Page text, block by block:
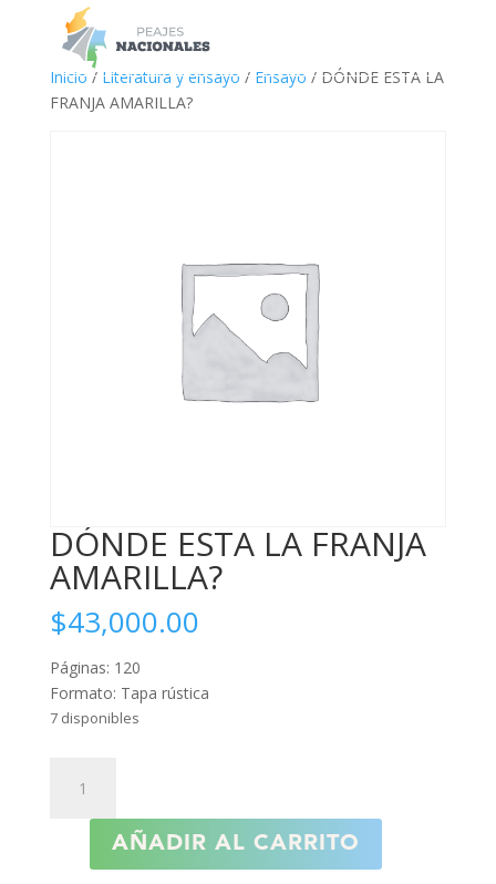
Inicio / Literatura y ensayo / Ensayo / DÓNDE ESTA LA
FRANJA AMARILLA?
DÓNDE ESTA LA FRANJA
AMARILLA?
$43,000.00
Páginas: 120
Formato: Tapa rústica
7 disponibles
ESTA
AMARILLA?
AÑADIR AL CARRITO